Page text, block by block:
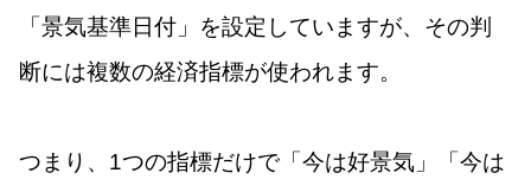
「景気基準日付」を設定していますが、その判
断には複数の経済指標が使われます。
つまり、1つの指標だけで「今は好景気」「今は